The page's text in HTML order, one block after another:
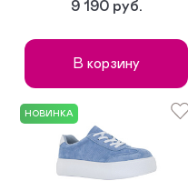
9 190 руб.
В корзину
НОВИНКА